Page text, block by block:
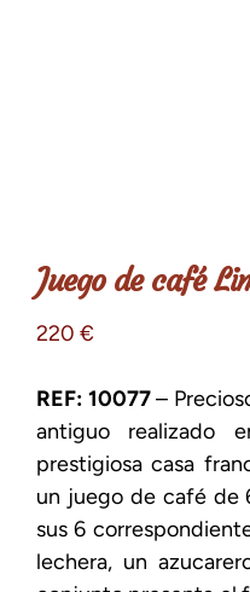
Juego de café
220 €
REF: 10077–
antiguo realizado
prestigiosa casa
un juego de café de
sus 6
lechera, un